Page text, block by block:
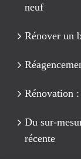
neuf
Rénover un
Rénovation
Du sur-
récente